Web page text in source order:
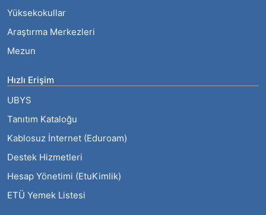
Yüksekokullar
Araştırma Merkezleri
Mezun
Hızlı Erişim
UBYS
Tanıtım Kataloğu
Kablosuz İnternet (Eduroam)
Destek Hizmetleri
Hesap Yönetimi (EtuKimlik)
ETÜ Yemek Listesi